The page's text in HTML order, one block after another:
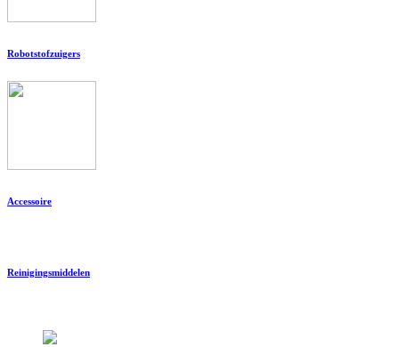
Robotstofzuigers
Accessoire
Reinigingsmiddelen